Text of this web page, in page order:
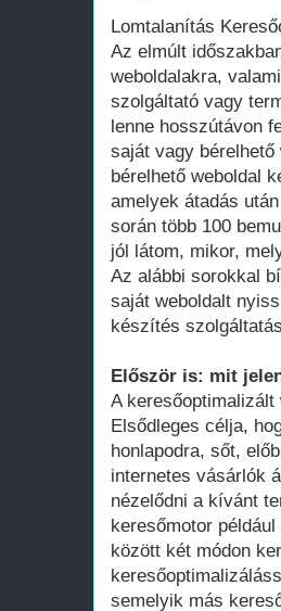
Lomtalanítás
Az elmúlt
weboldalakra,
szolgáltató vagy
lenne hosszútávon
saját vagy
bérelhető weboldal
amelyek átadás
során több 100
jól látom, mikor,
Az alábbi sorokkal
saját weboldalt
készítés
Először is: mit
A
Elsődleges célja,
honlapodra, sőt,
internetes vásárlók
nézelődni a kívánt
keresőmotor
között két módon
semelyik más